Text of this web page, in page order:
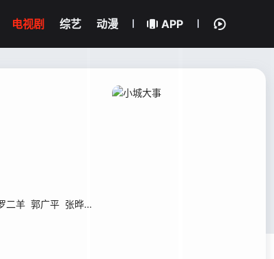
电视剧 综艺 动漫 APP
二羊 郭广平 张晔子